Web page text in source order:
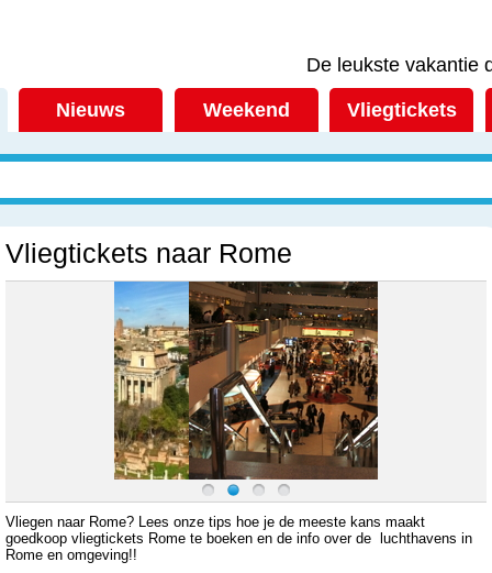
De leukste vakantie
Nieuws Weekend Vliegtickets
Vliegtickets naar Rome
Vliegen naar Rome? Lees onze tips hoe je de meeste kans maakt
goedkoop vliegtickets Rome te boeken en de info over de luchthavens in
Rome en omgeving!!